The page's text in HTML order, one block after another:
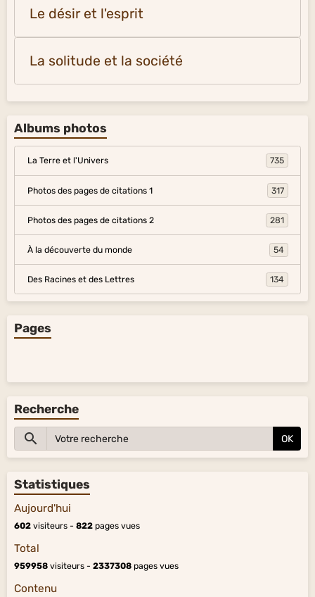
Le désir et l'esprit
La solitude et la société
Albums photos
La Terre et l'Univers 735
Photos des pages de citations 1 317
Photos des pages de citations 2 281
À la découverte du monde 54
Des Racines et des Lettres 134
Pages
Recherche
OK
Statistiques
Aujourd'hui
602 visiteurs - 822 pages vues
Total
959958 visiteurs - 2337308 pages vues
Contenu